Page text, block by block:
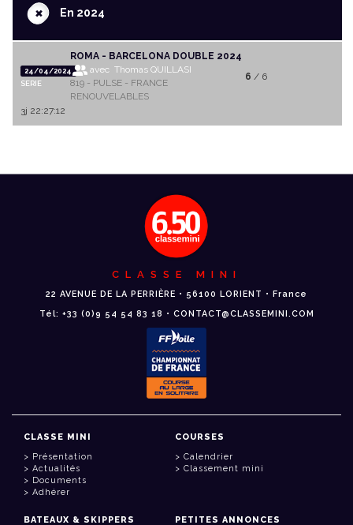
+En 2024
24/04/2024
SERIE
ROMA - BARCELONA DOUBLE 2024
avec Thomas QUILLASI
819 - PULSE - FRANCE
RENOUVELABLES
6 / 6
3j 22:27:12
CLASSE MINI
22 AVENUE DE LA PERRIÈRE • 56100 LORIENT • France
Tél: +33 (0)9 54 54 83 18 • CONTACT@CLASSEMINI.COM
CLASSE MINI
Présentation
Actualités
Documents
Adhérer
COURSES
Calendrier
Classement mini
BATEAUX & SKIPPERS PETITES ANNONCES